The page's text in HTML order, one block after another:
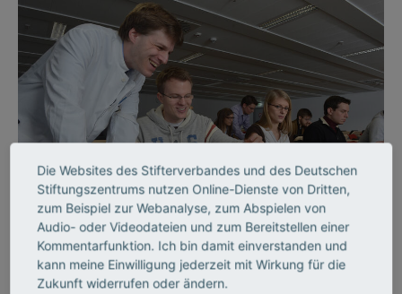
©
LEHRE
Lehrende, die begeistern
Die Websites des Stifterverbandes und des Deutschen
Stiftungszentrums nutzen Online-Dienste von Dritten,
zum Beispiel zur Webanalyse, zum Abspielen von
Audio- oder Videodateien und zum Bereitstellen einer
Kommentarfunktion. Ich bin damit einverstanden und
kann meine Einwilligung jederzeit mit Wirkung für die
Zukunft widerrufen oder ändern.